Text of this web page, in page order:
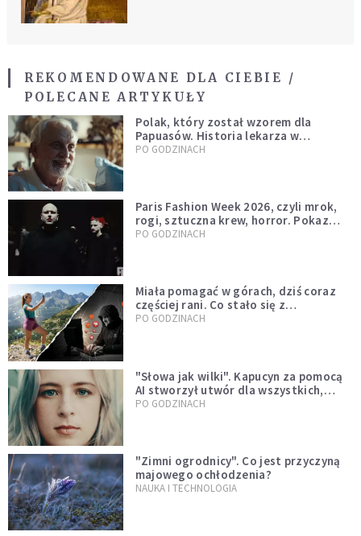
REKOMENDOWANE DLA CIEBIE /
POLECANE ARTYKUŁY
Polak, który został wzorem dla
Papuasów. Historia lekarza w
sutannie, który uleczył dżunglę
PO GODZINACH
Paris Fashion Week 2026, czyli mrok,
rogi, sztuczna krew, horror. Pokaz
mody czy fascynacja diabłem?
PO GODZINACH
Miała pomagać w górach, dziś coraz
częściej rani. Co stało się z
Tatromaniakami?
PO GODZINACH
"Słowa jak wilki". Kapucyn za pomocą
AI stworzył utwór dla wszystkich,
którzy doświadczają hejtu
PO GODZINACH
"Zimni ogrodnicy". Co jest przyczyną
majowego ochłodzenia?
NAUKA I TECHNOLOGIA